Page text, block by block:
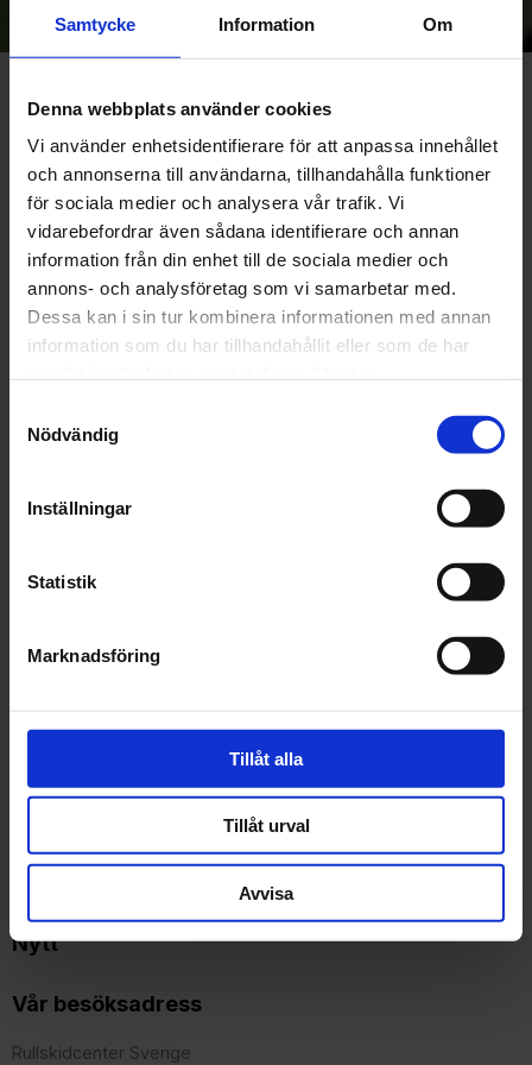
Samtycke Information Om
Denna webbplats använder cookies
Vi använder enhetsidentifierare för att anpassa innehållet
och annonserna till användarna, tillhandahålla funktioner
för sociala medier och analysera vår trafik. Vi
vidarebefordrar även sådana identifierare och annan
information från din enhet till de sociala medier och
annons- och analysföretag som vi samarbetar med.
Dessa kan i sin tur kombinera informationen med annan
information som du har tillhandahållit eller som de har
Nödvändig
Inställningar
Statistik
Marknadsföring
Tillåt alla
Tillåt urval
Avvisa
Patrik fastnade för rullskidåkning i samband med sin
Vasaloppsträning 2004. 2010 bestämde han sig att,
tillsammans med fadern Lars, starta ett rullskidcenter i
Landskrona dit folk kunde komma och testa rullskidor. Patrik
hade märkt att det var stor skillnad på rullskidor och rullskidor,
vilket det inte gick att läsa sig till. Sedan har det "rullat på" och
idag har vi en webshop och en välsorterad fysisk butik med
tillhörande testbana utomhus. Landskrona i Skåne är ett
perfekt ställe att ha ett rullskidcenter, då det är snöfritt nästan
delen på rullskidor.
Kundtjänst
Om oss
Köpvillkor
Hur handlar jag?
Nytt
Vår besöksadress
Rullskidcenter Sverige